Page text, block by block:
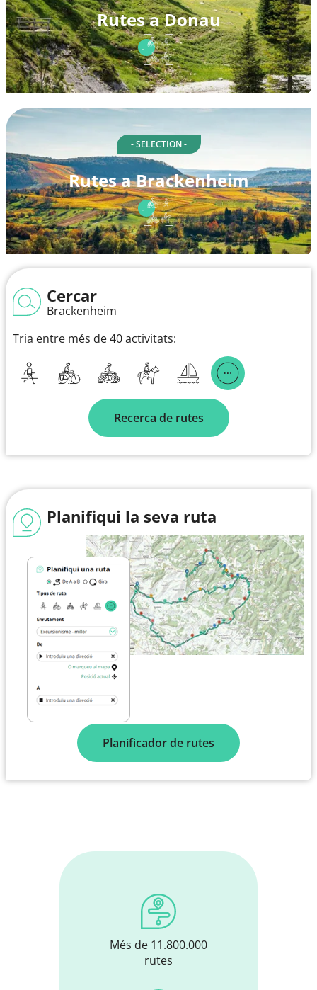
Rutes a Donau
- SELECTION -
Rutes a Brackenheim
Cercar
Brackenheim
Tria entre més de 40 activitats:
Recerca de rutes
Planifiqui la seva ruta
Planificador de rutes
Més de 11.800.000
rutes